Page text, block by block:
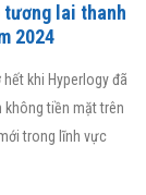
tương lai thanh
2024
khi Hyperlogy đã
tiền mặt trên
trong lĩnh vực